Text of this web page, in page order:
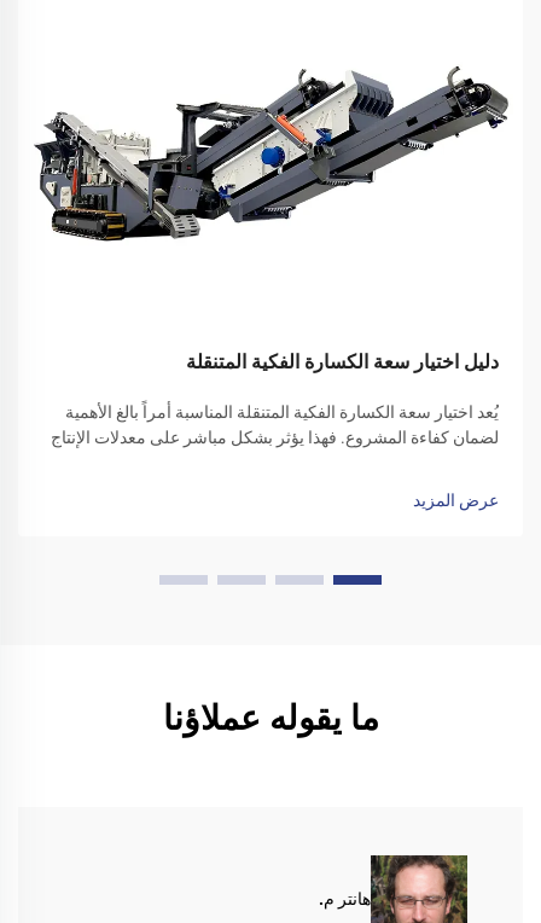
دليل اختيار سعة الكسارة الفكية المتنقلة
يُعد اختيار سعة الكسارة الفكية المتنقلة المناسبة أمراً بالغ الأهمية
لضمان كفاءة المشروع. فهذا يؤثر بشكل مباشر على معدلات الإنتاج
التي تحدد سعة الكسارة الفكية المتنقلة. كما يساعد في...
عرض المزيد
ما يقوله عملاؤنا
هانتر م.